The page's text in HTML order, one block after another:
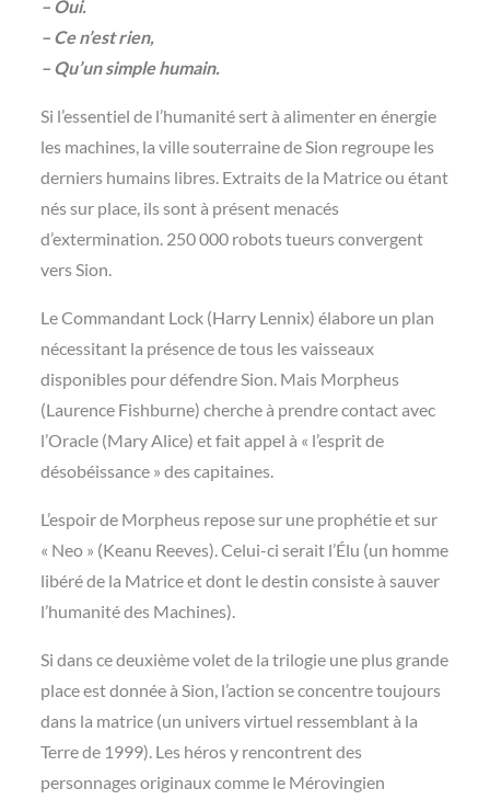
– Oui.
– Ce n’est rien,
– Qu’un simple humain.
Si l’essentiel de l’humanité sert à alimenter en énergie
les machines, la ville souterraine de Sion regroupe les
derniers humains libres. Extraits de la Matrice ou étant
nés sur place, ils sont à présent menacés
d’extermination. 250 000 robots tueurs convergent
vers Sion.
Le Commandant Lock (Harry Lennix) élabore un plan
nécessitant la présence de tous les vaisseaux
disponibles pour défendre Sion. Mais Morpheus
(Laurence Fishburne) cherche à prendre contact avec
l’Oracle (Mary Alice) et fait appel à « l’esprit de
désobéissance » des capitaines.
L’espoir de Morpheus repose sur une prophétie et sur
« Neo » (Keanu Reeves). Celui-ci serait l’Élu (un homme
libéré de la Matrice et dont le destin consiste à sauver
l’humanité des Machines).
Si dans ce deuxième volet de la trilogie une plus grande
place est donnée à Sion, l’action se concentre toujours
dans la matrice (un univers virtuel ressemblant à la
Terre de 1999). Les héros y rencontrent des
personnages originaux comme le Mérovingien